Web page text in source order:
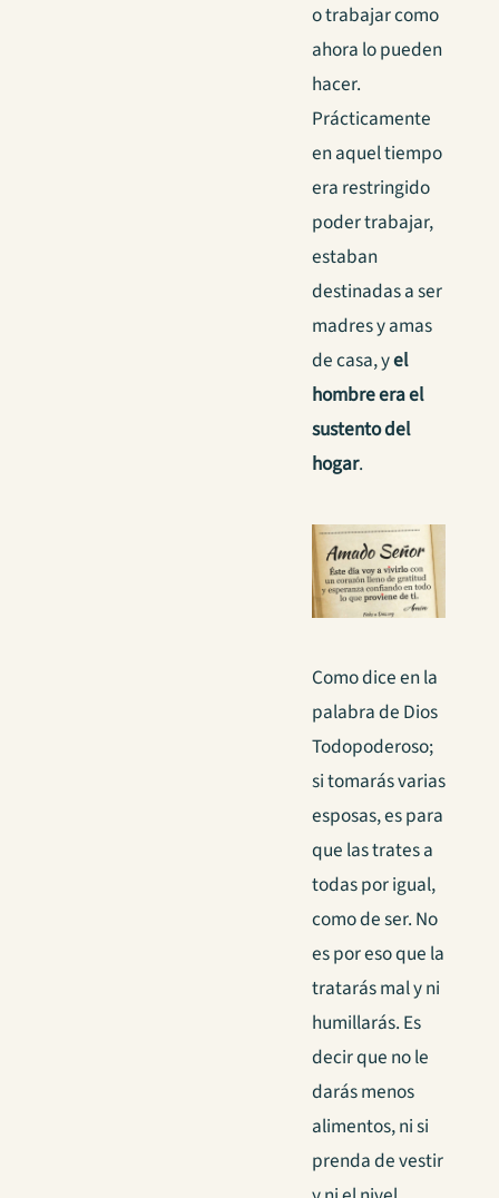
o trabajar como
ahora lo pueden
hacer.
Prácticamente
en aquel tiempo
era restringido
poder trabajar,
estaban
destinadas a ser
madres y amas
de casa, yel
hombre era el
sustento del
hogar.
Como dice en la
palabra de Dios
Todopoderoso;
si tomarás varias
esposas, es para
que las trates a
todas por igual,
como de ser. No
es por eso que la
tratarás mal y ni
humillarás. Es
decir que no le
darás menos
alimentos, ni si
prenda de vestir